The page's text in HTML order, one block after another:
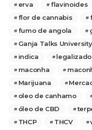
erva
flavinoides
flor de cannabis
fumo de angola
Ganja Talks University
indica
legalizado
maconha
Marijuana
oleo de canhamo
óleo de CBD
THCP
THCV